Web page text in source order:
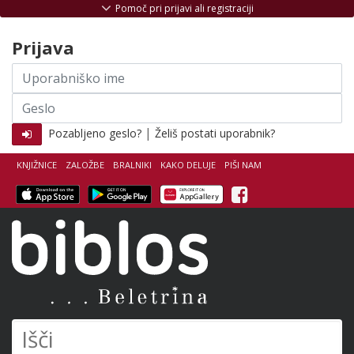
KNJIŽNICE ZALOŽBE BRALNIKI KAKO DELUJE PIŠI NAM
Facebook
Pomoč pri prijavi ali registraciji
Prijava
Uporabniško
ime
Geslo
Pozabljeno geslo? | Želiš postati uporabnik?